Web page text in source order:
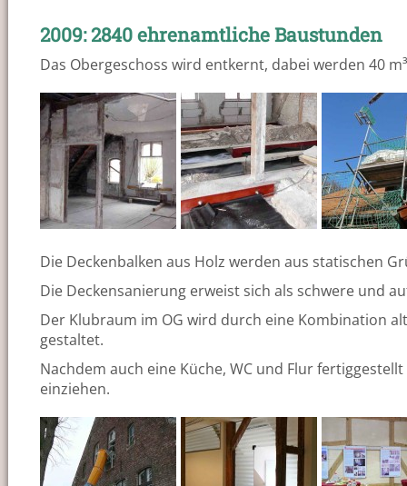
2009: 2840 ehrenamtliche Baustunden
Das Obergeschoss wird entkernt, dabei werden 40
Die Deckenbalken aus Holz werden aus statischen
Die Deckensanierung erweist sich als schwere und
Der Klubraum im OG wird durch eine Kombination
gestaltet.
Nachdem auch eine Küche, WC und Flur
einziehen.